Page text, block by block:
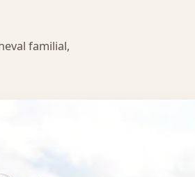
familial,